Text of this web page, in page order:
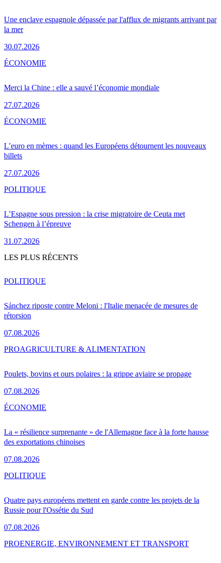
Une enclave espagnole dépassée par l'afflux de migrants arrivant par
la mer
30.07.2026
Merci la Chine : elle a sauvé l’économie mondiale
27.07.2026
ÉCONOMIE
L’euro en mèmes : quand les Européens détournent les nouveaux
billets
27.07.2026
ÉCONOMIE
L’Espagne sous pression : la crise migratoire de Ceuta met
Schengen à l’épreuve
31.07.2026
POLITIQUE
LES PLUS RÉCENTS
Sánchez riposte contre Meloni : l'Italie menacée de mesures de
rétorsion
07.08.2026
POLITIQUE
Poulets, bovins et ours polaires : la grippe aviaire se propage
07.08.2026
PROAGRICULTURE & ALIMENTATION
La « résilience surprenante » de l'Allemagne face à la forte hausse
des exportations chinoises
07.08.2026
ÉCONOMIE
Quatre pays européens mettent en garde contre les projets de la
Russie pour l'Ossétie du Sud
07.08.2026
POLITIQUE
PROENERGIE, ENVIRONNEMENT ET TRANSPORT